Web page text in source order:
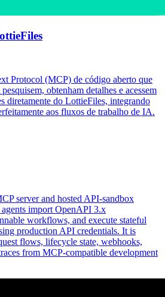
Protocol (MCP) de código aberto que
obtenham detalhes e acessem
diretamente do LottieFiles, integrando
aos fluxos de trabalho de IA.
server and hosted API-sandbox
import OpenAPI 3.x
workflows, and execute stateful
production API credentials. It is
flows, lifecycle state, webhooks,
from MCP-compatible development